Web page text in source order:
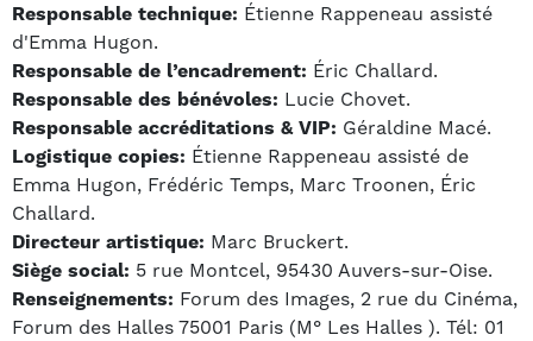
Responsable technique: Étienne Rappeneau assisté
d'Emma Hugon.
Responsable de l’encadrement: Éric Challard.
Responsable des bénévoles: Lucie Chovet.
Responsable accréditations & VIP: Géraldine Macé.
Logistique copies: Étienne Rappeneau assisté de
Emma Hugon, Frédéric Temps, Marc Troonen, Éric
Challard.
Directeur artistique: Marc Bruckert.
Siège social: 5 rue Montcel, 95430 Auvers-sur-Oise.
Renseignements: Forum des Images, 2 rue du Cinéma,
Forum des Halles 75001 Paris (M° Les Halles ). Tél: 01